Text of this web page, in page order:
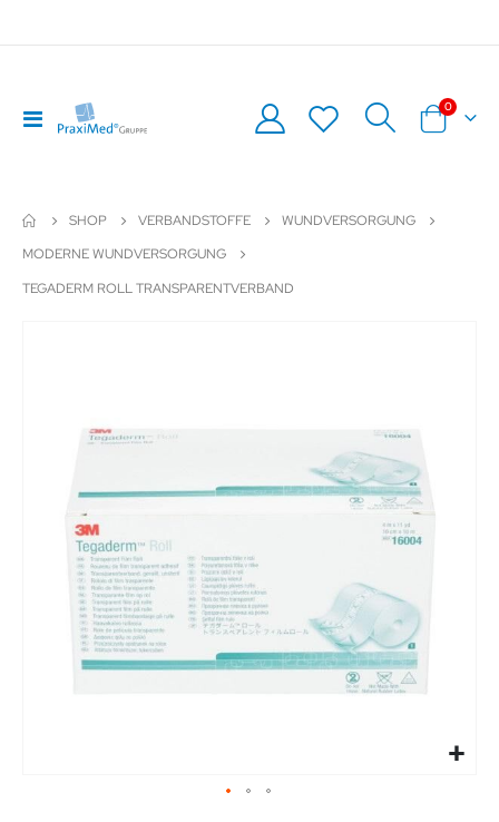
Navigation
umschalten
Warenkorb
0Artikel
SHOP VERBANDSTOFFE
WUNDVERSORGUNG
MODERNE WUNDVERSORGUNG
TEGADERM ROLL TRANSPARENTVERBAND